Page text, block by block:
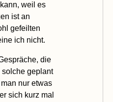
weil es
ist an
gefeilten
ich nicht.
die
solche geplant
nur etwas
sich kurz mal